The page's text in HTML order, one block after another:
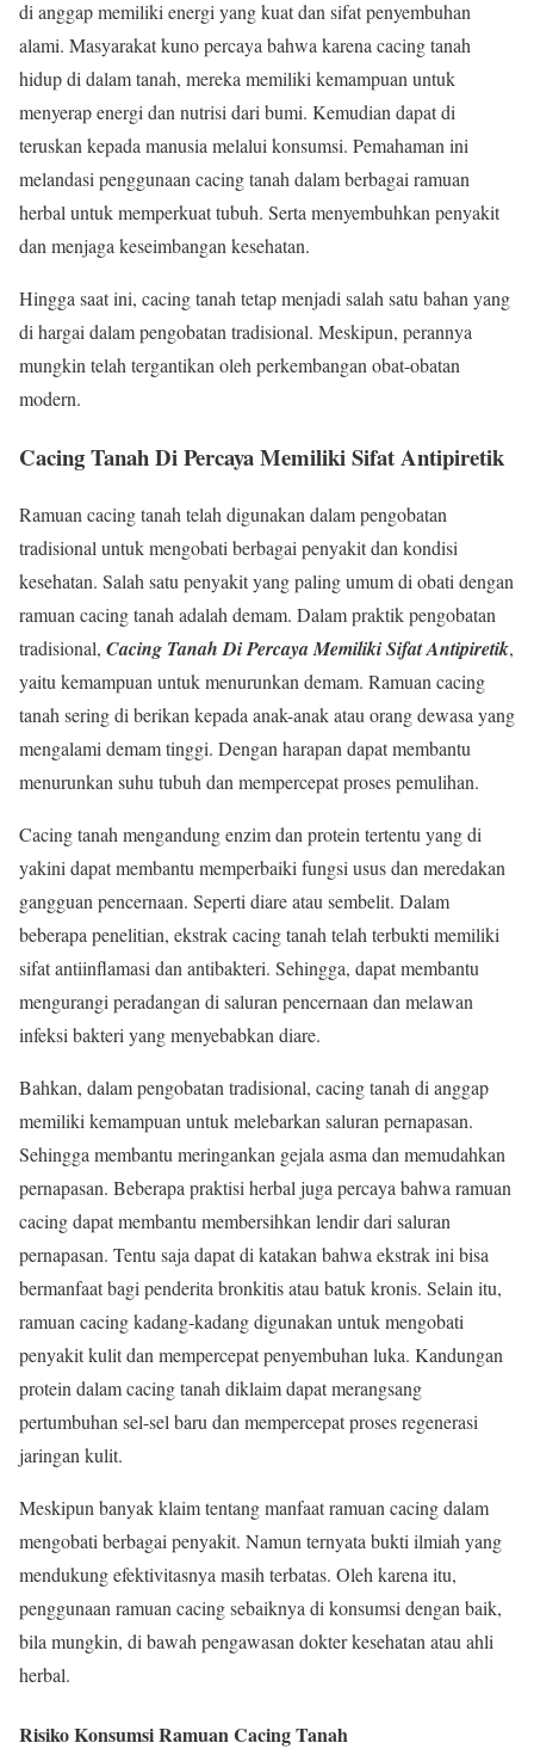
di anggap memiliki energi yang kuat dan sifat penyembuhan
alami. Masyarakat kuno percaya bahwa karena cacing tanah
hidup di dalam tanah, mereka memiliki kemampuan untuk
menyerap energi dan nutrisi dari bumi. Kemudian dapat di
teruskan kepada manusia melalui konsumsi. Pemahaman ini
melandasi penggunaan cacing tanah dalam berbagai ramuan
herbal untuk memperkuat tubuh. Serta menyembuhkan penyakit
dan menjaga keseimbangan kesehatan.
Hingga saat ini, cacing tanah tetap menjadi salah satu bahan yang
di hargai dalam pengobatan tradisional. Meskipun, perannya
mungkin telah tergantikan oleh perkembangan obat-obatan
modern.
Cacing Tanah Di Percaya Memiliki Sifat Antipiretik
Ramuan cacing tanah telah digunakan dalam pengobatan
tradisional untuk mengobati berbagai penyakit dan kondisi
kesehatan. Salah satu penyakit yang paling umum di obati dengan
ramuan cacing tanah adalah demam. Dalam praktik pengobatan
tradisional, Cacing Tanah Di Percaya Memiliki Sifat Antipiretik,
yaitu kemampuan untuk menurunkan demam. Ramuan cacing
tanah sering di berikan kepada anak-anak atau orang dewasa yang
mengalami demam tinggi. Dengan harapan dapat membantu
menurunkan suhu tubuh dan mempercepat proses pemulihan.
Cacing tanah mengandung enzim dan protein tertentu yang di
yakini dapat membantu memperbaiki fungsi usus dan meredakan
gangguan pencernaan. Seperti diare atau sembelit. Dalam
beberapa penelitian, ekstrak cacing tanah telah terbukti memiliki
sifat antiinflamasi dan antibakteri. Sehingga, dapat membantu
mengurangi peradangan di saluran pencernaan dan melawan
infeksi bakteri yang menyebabkan diare.
Bahkan, dalam pengobatan tradisional, cacing tanah di anggap
memiliki kemampuan untuk melebarkan saluran pernapasan.
Sehingga membantu meringankan gejala asma dan memudahkan
pernapasan. Beberapa praktisi herbal juga percaya bahwa ramuan
cacing dapat membantu membersihkan lendir dari saluran
pernapasan. Tentu saja dapat di katakan bahwa ekstrak ini bisa
bermanfaat bagi penderita bronkitis atau batuk kronis. Selain itu,
ramuan cacing kadang-kadang digunakan untuk mengobati
penyakit kulit dan mempercepat penyembuhan luka. Kandungan
protein dalam cacing tanah diklaim dapat merangsang
pertumbuhan sel-sel baru dan mempercepat proses regenerasi
jaringan kulit.
Meskipun banyak klaim tentang manfaat ramuan cacing dalam
mengobati berbagai penyakit. Namun ternyata bukti ilmiah yang
mendukung efektivitasnya masih terbatas. Oleh karena itu,
penggunaan ramuan cacing sebaiknya di konsumsi dengan baik,
bila mungkin, di bawah pengawasan dokter kesehatan atau ahli
herbal.
Risiko Konsumsi Ramuan Cacing Tanah